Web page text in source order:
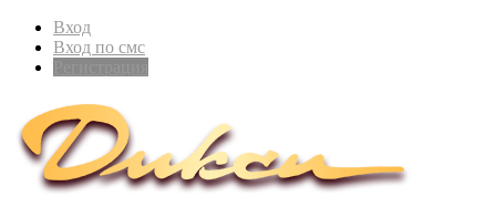
Вход
Вход по смс